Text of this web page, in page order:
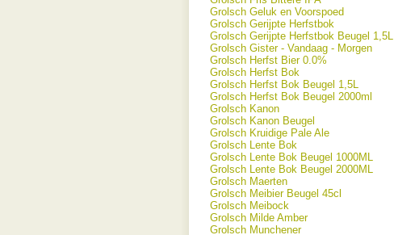
Grolsch Geluk en Voorspoed
Grolsch Gerijpte Herfstbok
Grolsch Gerijpte Herfstbok Beugel 1,5L
Grolsch Gister - Vandaag - Morgen
Grolsch Herfst Bier 0.0%
Grolsch Herfst Bok
Grolsch Herfst Bok Beugel 1,5L
Grolsch Herfst Bok Beugel 2000ml
Grolsch Kanon
Grolsch Kanon Beugel
Grolsch Kruidige Pale Ale
Grolsch Lente Bok
Grolsch Lente Bok Beugel 1000ML
Grolsch Lente Bok Beugel 2000ML
Grolsch Maerten
Grolsch Meibier Beugel 45cl
Grolsch Meibock
Grolsch Milde Amber
Grolsch Munchener